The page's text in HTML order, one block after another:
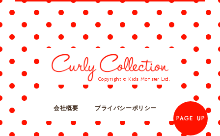
Copyright © Kids Monster Ltd.
会社概要
プライバシーポリシー
PAGE UP